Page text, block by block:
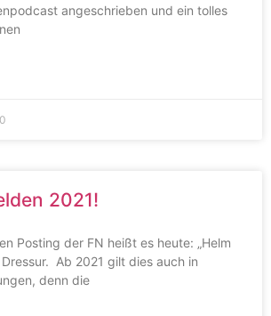
angeschrieben und ein tolles
2021!
Posting der FN heißt es heute: „Helm
Ab 2021 gilt dies auch in
denn die